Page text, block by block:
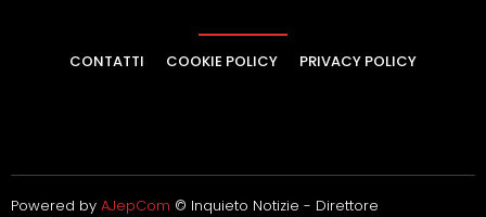
CONTATTI COOKIE POLICY PRIVACY POLICY
Powered by AJepCom © Inquieto Notizie - Direttore